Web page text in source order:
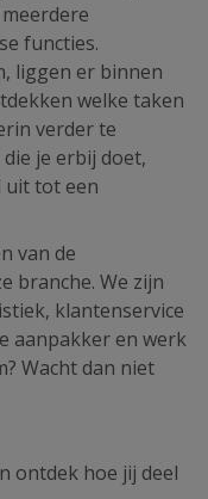
functies.
liggen er binnen
welke taken
verder te
je erbij doet,
uit tot een
van de
branche. We zijn
klantenservice
aanpakker en werk
Wacht dan niet
ontdek hoe jij deel